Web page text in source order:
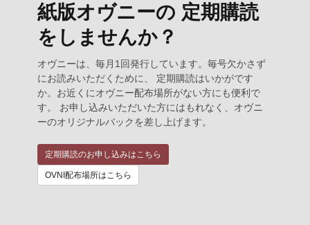
紙版オヴニーの 定期購読
をしませんか？
オヴニーは、毎月1回発行しています。毎号欠かさず
にお読みいただくために、 定期購読はいかがです
か。お近くにオヴニー配布場所がない方にも便利で
す。 お申し込みいただいた方にはもれなく、オヴニ
ーのオリジナルバックを差し上げます。
定期購読のお申し込みはこちら
OVNI配布場所はこちら